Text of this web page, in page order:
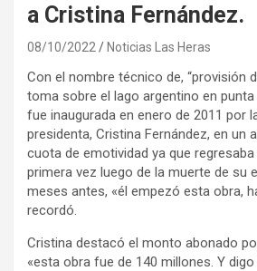
a Cristina Fernández.
08/10/2022 Noticias Las Heras
Con el nombre técnico de, “provisión
toma sobre el lago argentino en punta
fue inaugurada en enero de 2011 por
presidenta, Cristina Fernández, en un
cuota de emotividad ya que
primera vez luego de la muerte de su
meses antes, «él empezó esta obra,
recordó.
Cristina destacó el monto abonado
«esta obra fue de 140 millones. Y